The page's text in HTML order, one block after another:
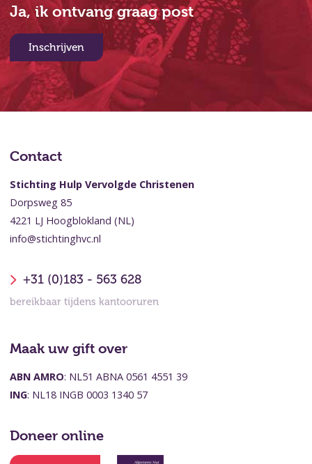
Ja, ik ontvang graag post
Inschrijven
Contact
Stichting Hulp Vervolgde Christenen
Dorpsweg 85
4221 LJ Hoogblokland (NL)
info@stichtinghvc.nl
+31 (0)183 - 563 628
bereikbaar tijdens kantooruren
Maak uw gift over
ABN AMRO: NL51 ABNA 0561 4551 39
ING: NL18 INGB 0003 1340 57
Doneer online